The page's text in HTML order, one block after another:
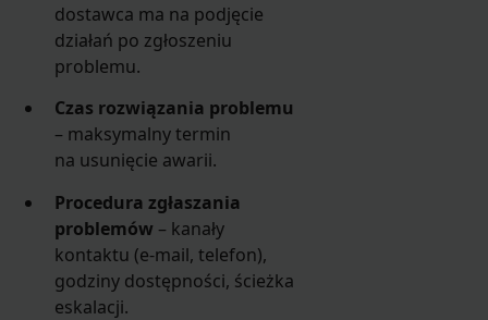
dostawca ma na podjęcie
działań po zgłoszeniu
problemu.
Czas rozwiązania problemu
– maksymalny termin
na usunięcie awarii.
Procedura zgłaszania
problemów – kanały
kontaktu (e-mail, telefon),
godziny dostępności, ścieżka
eskalacji.